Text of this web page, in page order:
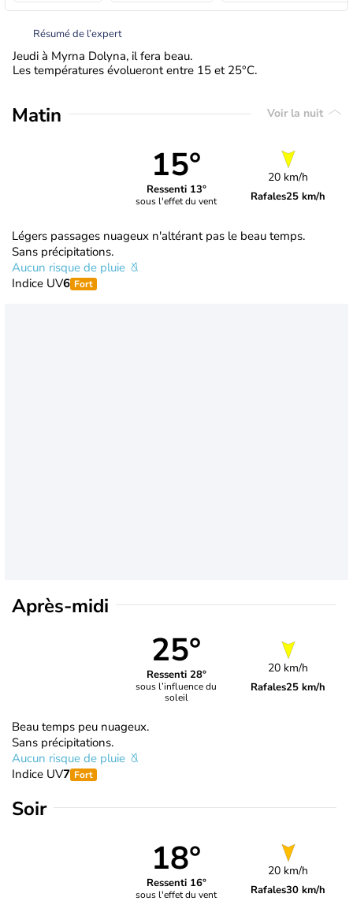
Résumé de l’expert
Jeudi à Myrna Dolyna, il fera beau.
Les températures évolueront entre 15 et 25°C.
Matin Voir la nuit
15°
Ressenti 13°
sous l'effet du vent
20 km/h
Rafales25 km/h
Légers passages nuageux n'altérant pas le beau temps.
Sans précipitations.
Aucun risque de pluie
Indice UV6 Fort
Après-midi
25°
Ressenti 28°
sous l’influence du
soleil
20 km/h
Rafales25 km/h
Beau temps peu nuageux.
Sans précipitations.
Aucun risque de pluie
Indice UV7 Fort
Soir
18°
Ressenti 16°
sous l'effet du vent
20 km/h
Rafales30 km/h